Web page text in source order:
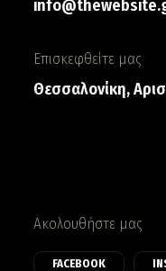
Επισκεφθείτε μας
Θεσσαλονίκη,
Ακολουθήστε μας
FACEBOOK